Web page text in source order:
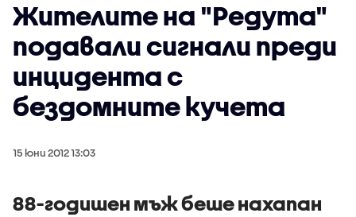
Жителите на "Редута"
подавали сигнали преди
инцидента с
бездомните кучета
15 юни 2012 13:03
88-годишен мъж беше нахапан